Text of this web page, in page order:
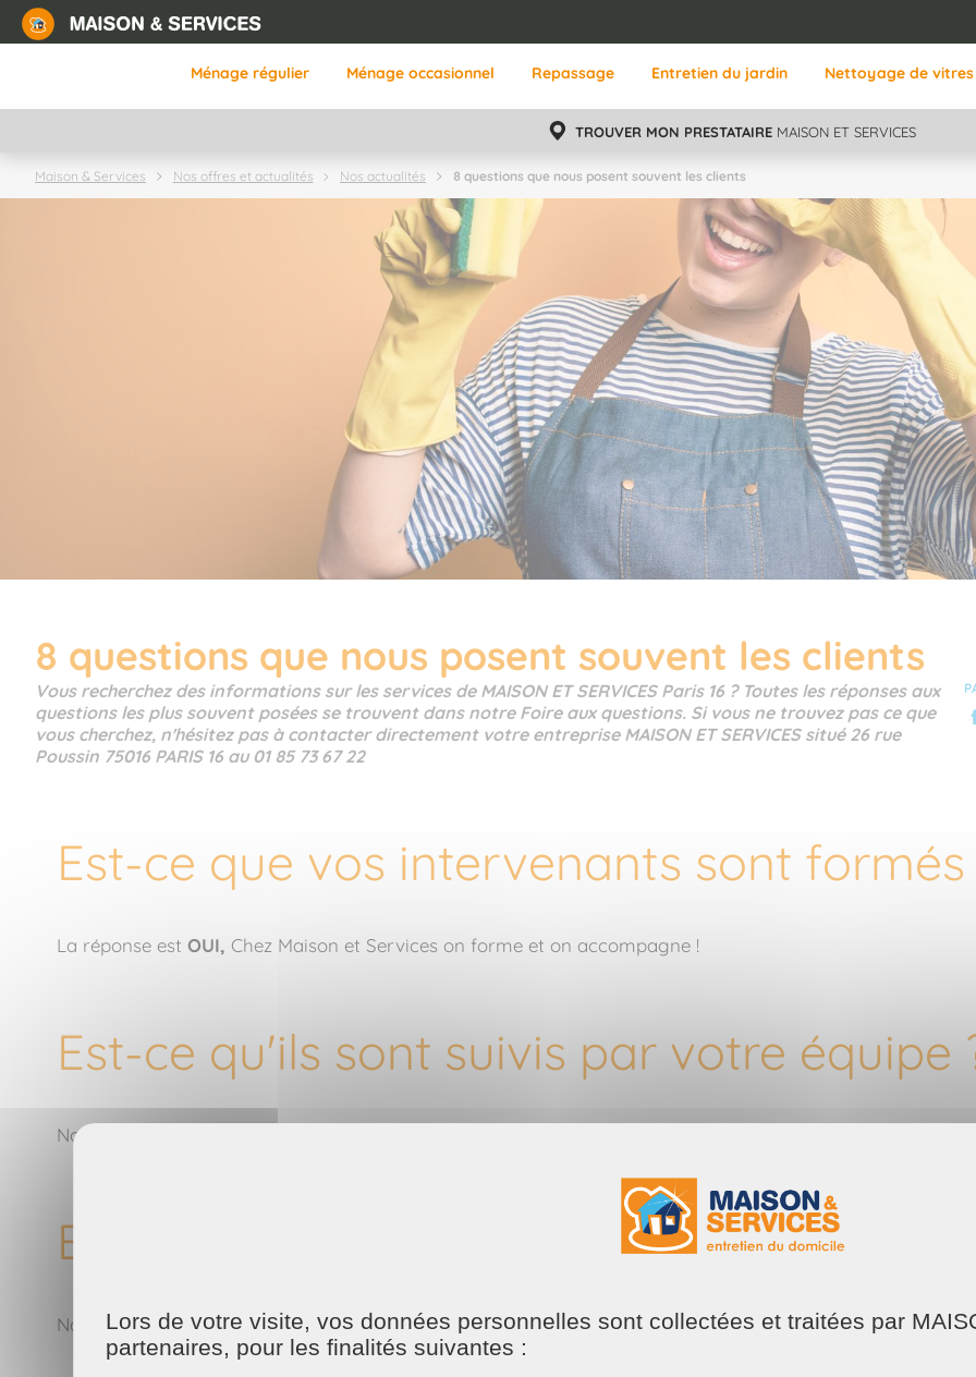
Aller
Ménage régulier Ménage occasionnel Repassage Entretien du jardin Nettoyage de vitres
TROUVER MON PRESTATAIRE MAISON ET SERVICES
Maison & Services Nos offres et actualités Nos actualités 8 questions que nous posent souvent les clients
8 questions que nous posent souvent les clients
Vous recherchez des informations sur les services de MAISON ET SERVICES Paris 16 ? Toutes les réponses aux
questions les plus souvent posées se trouvent dans notre Foire aux questions. Si vous ne trouvez pas ce que
vous cherchez, n'hésitez pas à contacter directement votre entreprise MAISON ET SERVICES situé 26 rue
Poussin 75016 PARIS 16 au 01 85 73 67 22
Est-ce que vos intervenants sont formés
La réponse est OUI, Chez Maison et Services on forme et on accompagne !
Est-ce qu'ils sont suivis par votre équipe
Nos responsables et animatrices sont toujours là pour le suivi des intervenants !
Est-ce que vos intervenants habitent loin
Nous privilégions le recrutement de proximité !
Lors de votre visite, vos données personnelles sont collectées et traitées par
partenaires, pour les finalités suivantes :